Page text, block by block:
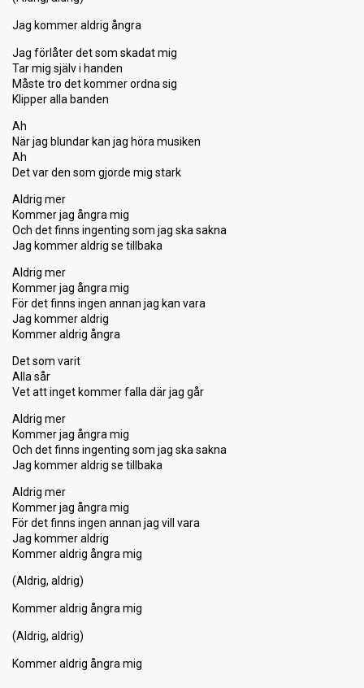
Jag kommer aldrig ångra
Jag förlåter det som skadat mig
Tar mig själv i handen
Måste tro det kommer ordna sig
Klipper alla banden
Ah
När jag blundar kan jag höra musiken
Ah
Det var den som gjorde mig stark
Aldrig mer
Kommer jag ångra mig
Och det finns ingenting som jag ska sakna
Jag kommer aldrig se tillbaka
Aldrig mer
Kommer jag ångra mig
För det finns ingen annan jag kan vara
Jag kommer aldrig
Kommer aldrig ångra
Det som varit
Alla sår
Vet att inget kommer falla där jag går
Aldrig mer
Kommer jag ångra mig
Och det finns ingenting som jag ska sakna
Jag kommer aldrig se tillbaka
Aldrig mer
Kommer jag ångra mig
För det finnѕ ingen annan jag vill vara
Jag kommer aldrig
Kommer aldrig ångra mig
(Aldrig, aldrig)
Kommer aldrig ångra mig
(Aldrig, aldrig)
Kommer aldrig ångrа mig